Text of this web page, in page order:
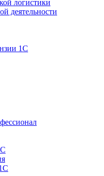
логистики
деятельности
1С